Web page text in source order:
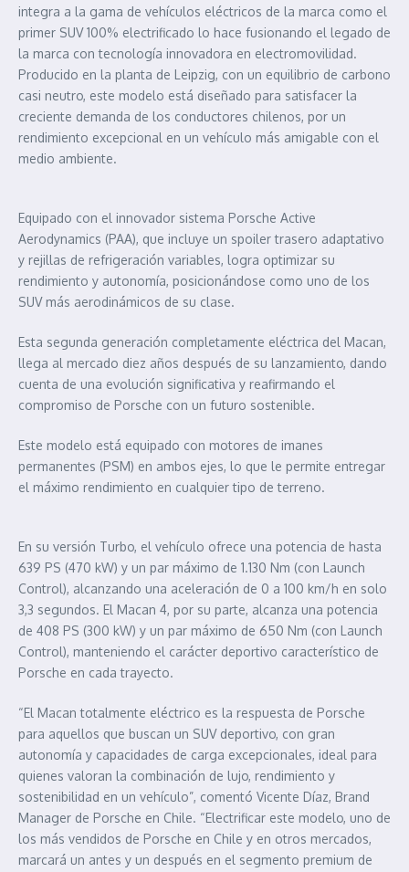
integra a la gama de vehículos eléctricos de la marca como el
primer SUV 100% electrificado lo hace fusionando el legado de
la marca con tecnología innovadora en electromovilidad.
Producido en la planta de Leipzig, con un equilibrio de carbono
casi neutro, este modelo está diseñado para satisfacer la
creciente demanda de los conductores chilenos, por un
rendimiento excepcional en un vehículo más amigable con el
medio ambiente.
Equipado con el innovador sistema Porsche Active
Aerodynamics (PAA), que incluye un spoiler trasero adaptativo
y rejillas de refrigeración variables, logra optimizar su
rendimiento y autonomía, posicionándose como uno de los
SUV más aerodinámicos de su clase.
Esta segunda generación completamente eléctrica del Macan,
llega al mercado diez años después de su lanzamiento, dando
cuenta de una evolución significativa y reafirmando el
compromiso de Porsche con un futuro sostenible.
Este modelo está equipado con motores de imanes
permanentes (PSM) en ambos ejes, lo que le permite entregar
el máximo rendimiento en cualquier tipo de terreno.
En su versión Turbo, el vehículo ofrece una potencia de hasta
639 PS (470 kW) y un par máximo de 1.130 Nm (con Launch
Control), alcanzando una aceleración de 0 a 100 km/h en solo
3,3 segundos. El Macan 4, por su parte, alcanza una potencia
de 408 PS (300 kW) y un par máximo de 650 Nm (con Launch
Control), manteniendo el carácter deportivo característico de
Porsche en cada trayecto.
“El Macan totalmente eléctrico es la respuesta de Porsche
para aquellos que buscan un SUV deportivo, con gran
autonomía y capacidades de carga excepcionales, ideal para
quienes valoran la combinación de lujo, rendimiento y
sostenibilidad en un vehículo”, comentó Vicente Díaz, Brand
Manager de Porsche en Chile. “Electrificar este modelo, uno de
los más vendidos de Porsche en Chile y en otros mercados,
marcará un antes y un después en el segmento premium de